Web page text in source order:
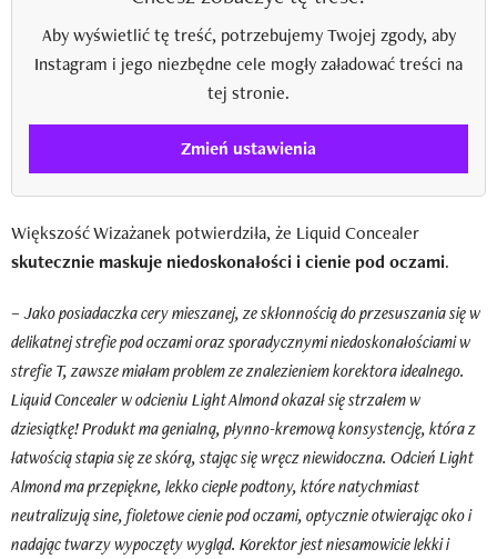
Aby wyświetlić tę treść, potrzebujemy Twojej zgody, aby
Instagram i jego niezbędne cele mogły załadować treści na
tej stronie.
Zmień ustawienia
Większość Wizażanek potwierdziła, że Liquid Concealer
skutecznie maskuje niedoskonałości i cienie pod oczami.
–Jako posiadaczka cery mieszanej, ze skłonnością do przesuszania się w
delikatnej strefie pod oczami oraz sporadycznymi niedoskonałościami w
strefie T, zawsze miałam problem ze znalezieniem korektora idealnego.
Liquid Concealer w odcieniu Light Almond okazał się strzałem w
dziesiątkę! Produkt ma genialną, płynno-kremową konsystencję, która z
łatwością stapia się ze skórą, stając się wręcz niewidoczna. Odcień Light
Almond ma przepiękne, lekko ciepłe podtony, które natychmiast
neutralizują sine, fioletowe cienie pod oczami, optycznie otwierając oko i
nadając twarzy wypoczęty wygląd. Korektor jest niesamowicie lekki i